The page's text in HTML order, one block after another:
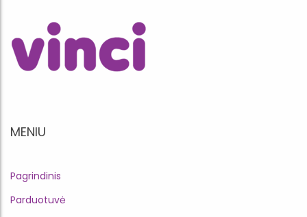
MENIU
Pagrindinis
Parduotuvė